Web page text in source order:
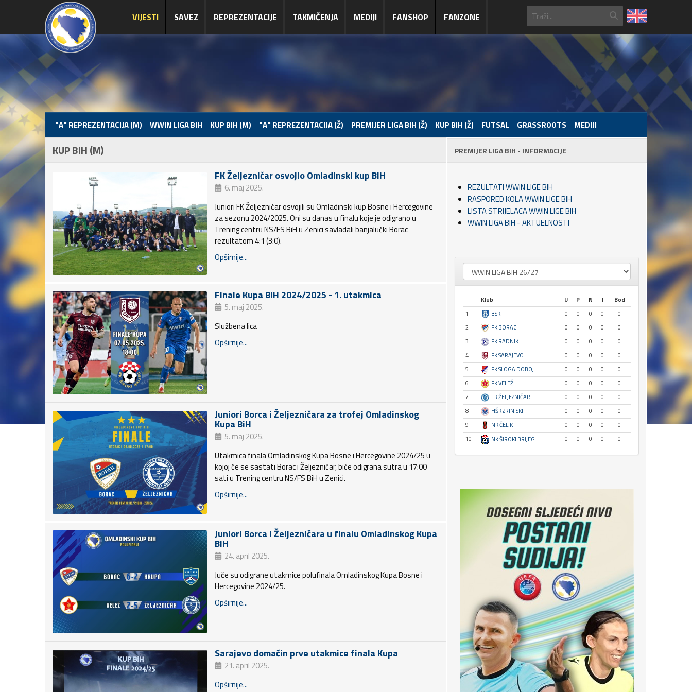
VIJESTI SAVEZ REPREZENTACIJE TAKMIČENJA MEDIJI FANSHOP FANZONE
"A" REPREZENTACIJA (M) WWIN LIGA BIH KUP BIH (M) "A" REPREZENTACIJA (Ž) PREMIJER LIGA BIH (Ž) KUP BIH (Ž) FUTSAL GRASSROOTS MEDIJI
KUP BIH (M)
FK Željezničar osvojio Omladinski kup BiH
6. maj 2025.
Juniori FK Željezničar osvojili su Omladinski kup Bosne i Hercegovine
za sezonu 2024/2025. Oni su danas u finalu koje je odigrano u
Trening centru NS/FS BiH u Zenici savladali banjalučki Borac
rezultatom 4:1 (3:0).
Opširnije...
Finale Kupa BiH 2024/2025 - 1. utakmica
5. maj 2025.
Službena lica
Opširnije...
Juniori Borca i Željezničara za trofej Omladinskog
Kupa BiH
5. maj 2025.
Utakmica finala Omladinskog Kupa Bosne i Hercegovine 2024/25 u
kojoj će se sastati Borac i Željezničar, biće odigrana sutra u 17:00
sati u Trening centru NS/FS BiH u Zenici.
Opširnije...
Juniori Borca i Željezničara u finalu Omladinskog Kupa
BiH
24. april 2025.
Juče su odigrane utakmice polufinala Omladinskog Kupa Bosne i
Hercegovine 2024/25.
Opširnije...
Sarajevo domaćin prve utakmice finala Kupa
21. april 2025.
Opširnije...
PREMIJER LIGA BIH - INFORMACIJE
REZULTATI WWIN LIGE BIH
RASPORED KOLA WWIN LIGE BIH
LISTA STRIJELACA WWIN LIGE BIH
WWIN LIGA BIH - AKTUELNOSTI
Klub U P N I
Bod
1
BSK 0 0 0 0
0
2
FK BORAC 0 0 0 0
0
3
FK RADNIK 0 0 0 0
0
4
FK SARAJEVO 0 0 0 0
0
5
FK SLOGA DOBOJ 0 0 0 0
0
6
FK VELEŽ 0 0 0 0
0
7
FK ŽELJEZNIČAR 0 0 0 0
0
8
HŠK ZRINJSKI 0 0 0 0
0
9
NK ČELIK 0 0 0 0
0
10
NK ŠIROKI BRIJEG 0 0 0 0 0